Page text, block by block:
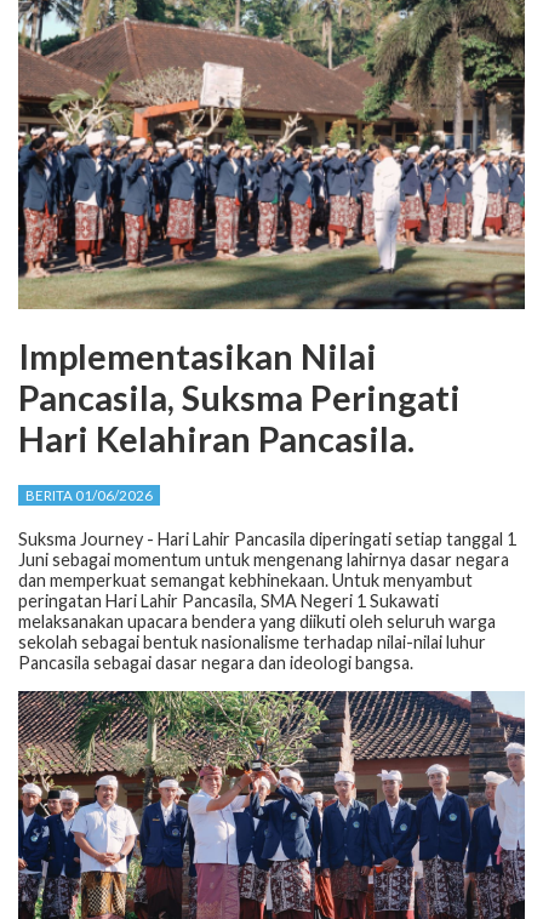
Implementasikan Nilai
Pancasila, Suksma Peringati
Hari Kelahiran Pancasila.
BERITA 01/06/2026
Suksma Journey - Hari Lahir Pancasila diperingati setiap tanggal 1
Juni sebagai momentum untuk mengenang lahirnya dasar negara
dan memperkuat semangat kebhinekaan. Untuk menyambut
peringatan Hari Lahir Pancasila, SMA Negeri 1 Sukawati
melaksanakan upacara bendera yang diikuti oleh seluruh warga
sekolah sebagai bentuk nasionalisme terhadap nilai-nilai luhur
Pancasila sebagai dasar negara dan ideologi bangsa.